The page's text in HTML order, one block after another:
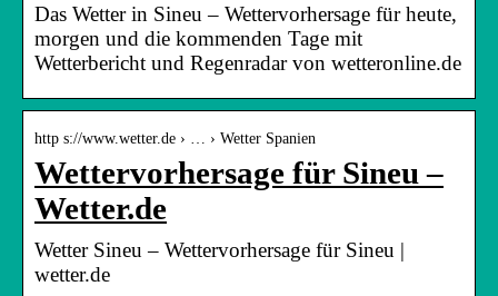
Das Wetter in Sineu – Wettervorhersage für heute,
morgen und die kommenden Tage mit
Wetterbericht und Regenradar von wetteronline.de
http s://www.wetter.de › … › Wetter Spanien
Wettervorhersage für Sineu –
Wetter.de
Wetter Sineu – Wettervorhersage für Sineu |
wetter.de